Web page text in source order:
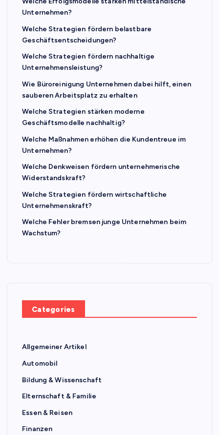
Unternehmen?
Welche Strategien fördern belastbare
Geschäftsentscheidungen?
Welche Strategien fördern nachhaltige
Unternehmensleistung?
Wie Büroreinigung Unternehmen dabei hilft, einen
sauberen Arbeitsplatz zu erhalten
Welche Strategien stärken moderne
Geschäftsmodelle nachhaltig?
Welche Maßnahmen erhöhen die Kundentreue im
Unternehmen?
Welche Denkweisen fördern unternehmerische
Widerstandskraft?
Welche Strategien fördern wirtschaftliche
Unternehmenskraft?
Welche Fehler bremsen junge Unternehmen beim
Wachstum?
Categories
Allgemeiner Artikel
Automobil
Bildung & Wissenschaft
Elternschaft & Familie
Essen & Reisen
Finanzen